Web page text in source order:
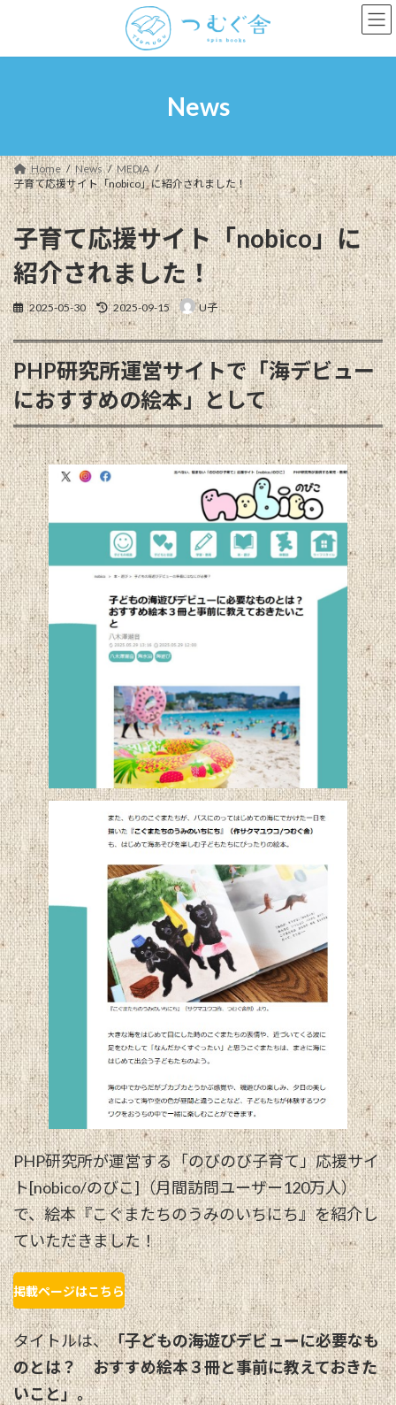
ン
プ
ー
動
News
Home News
MEDIA
子育て応援サイト「nobico」に紹介されました！
子育て応援サイト「nobico」に
紹介されました！
2025-05-30
最
終
更
新
日
時
:
2025-09-15 U子
PHP研究所運営サイトで「海デビュー
におすすめの絵本」として
PHP研究所が運営する「のびのび子育て」応援サイ
ト[nobico/のびこ]（月間訪問ユーザー120万人）
で、絵本『こぐまたちのうみのいちにち』を紹介し
ていただきました！
掲載ページはこちら
タイトルは、「子どもの海遊びデビューに必要なも
のとは？ おすすめ絵本３冊と事前に教えておきた
いこと」。